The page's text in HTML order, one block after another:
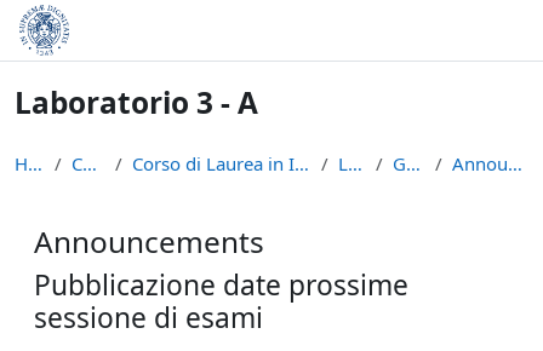
Skip to main content
Laboratorio 3 - A
Home Courses Corso di Laurea in Informatica (L-31) LAB3A General Announcements
Announcements
Pubblicazione date prossime
sessione di esami